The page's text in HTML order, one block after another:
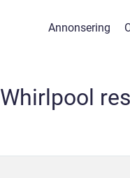
Annonsering
Whirlpool